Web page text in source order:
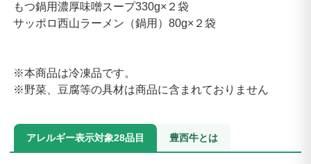
もつ鍋用濃厚味噌スープ330g×２袋
サッポロ西山ラーメン（鍋用）80g×２袋
※本商品は冷凍品です。
※野菜、豆腐等の具材は商品に含まれておりません
アレルギー表示対象28品目 豊西牛とは